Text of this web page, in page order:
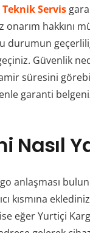
Servis
onarım
durumun
Güvenlik
süresini
garanti
anlaşması
kısmına
eğer Yurtiçi